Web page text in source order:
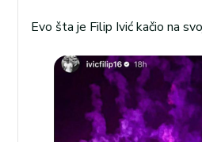
Evo šta je Filip Ivić kačio na